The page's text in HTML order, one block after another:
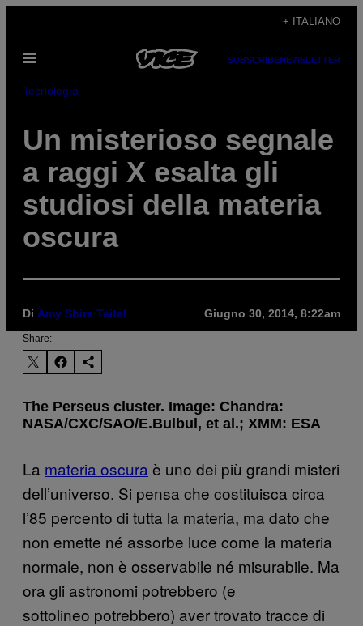
contenuto
+ ITALIANO
Apri
SUBSCRIBENEWSLETTER
Tecnología
Un misterioso segnale
a raggi X esalta gli
studiosi della materia
oscura
Di Amy Shira Teitel Giugno 30, 2014, 8:22am
Share:
The Perseus cluster. Image: Chandra:
NASA/CXC/SAO/E.Bulbul, et al.; XMM: ESA
La materia oscura è uno dei più grandi misteri
dell’universo. Si pensa che costituisca circa
l’85 percento di tutta la materia, ma dato che
non emette né assorbe luce come la materia
normale, non è osservabile né misurabile. Ma
ora gli astronomi potrebbero (e
sottolineo potrebbero) aver trovato tracce di